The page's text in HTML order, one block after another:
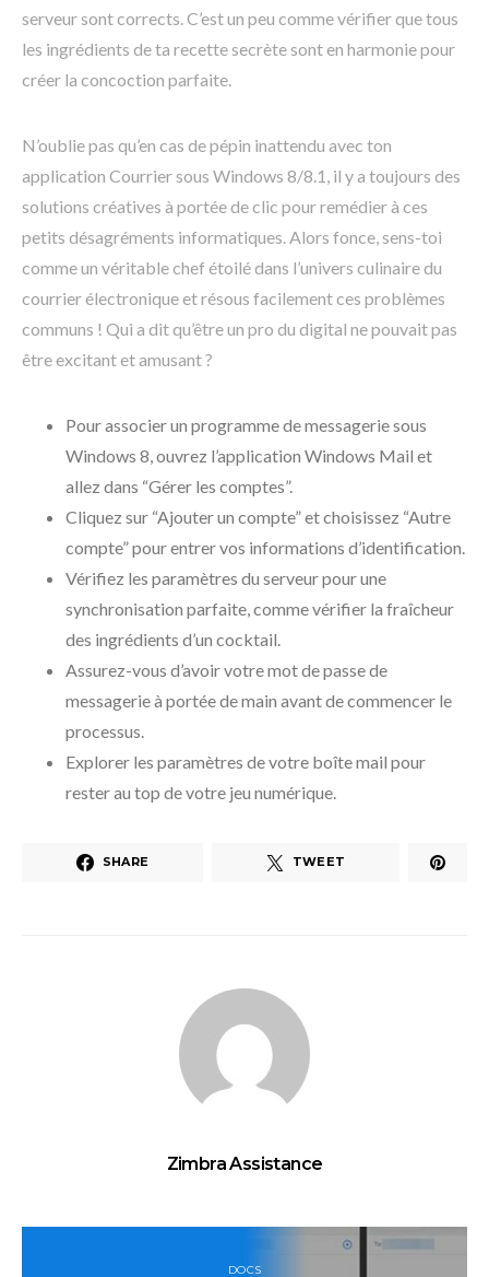
serveur sont corrects. C’est un peu comme vérifier que tous
les ingrédients de ta recette secrète sont en harmonie pour
créer la concoction parfaite.
N’oublie pas qu’en cas de pépin inattendu avec ton
application Courrier sous Windows 8/8.1, il y a toujours des
solutions créatives à portée de clic pour remédier à ces
petits désagréments informatiques. Alors fonce, sens-toi
comme un véritable chef étoilé dans l’univers culinaire du
courrier électronique et résous facilement ces problèmes
communs ! Qui a dit qu’être un pro du digital ne pouvait pas
être excitant et amusant ?
Pour associer un programme de messagerie sous
Windows 8, ouvrez l’application Windows Mail et
allez dans “Gérer les comptes”.
Cliquez sur “Ajouter un compte” et choisissez “Autre
compte” pour entrer vos informations d’identification.
Vérifiez les paramètres du serveur pour une
synchronisation parfaite, comme vérifier la fraîcheur
des ingrédients d’un cocktail.
Assurez-vous d’avoir votre mot de passe de
messagerie à portée de main avant de commencer le
processus.
Explorer les paramètres de votre boîte mail pour
rester au top de votre jeu numérique.
SHARE TWEET
Zimbra Assistance
DOCS